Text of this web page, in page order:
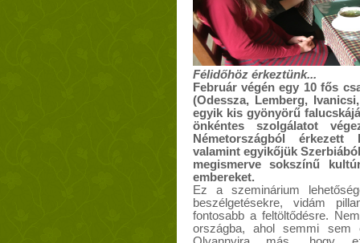
Félidőhöz érkeztünk...
Február végén egy 10 fős
(Odessza, Lemberg,
egyik kis gyönyörű
önkéntes szolgálatot
Németországból érkezett
valamint egyikőjük
megismerve sokszínű
embereket.
Ez a szeminárium
beszélgetésekre, vidám
fontosabb a feltöltődésre.
országba, ahol semmi sem